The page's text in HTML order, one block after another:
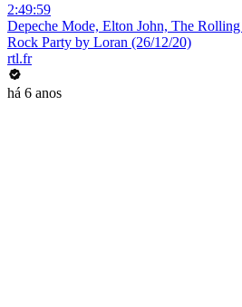
2:49:59
Depeche Mode, Elton John, The
Rock Party by Loran (26/12/20)
rtl.fr
há 6 anos